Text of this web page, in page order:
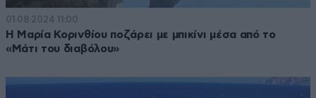
01·08·2024 11:00
H Μαρία Κορινθίου ποζάρει με μπικίνι μέσα από το
«Μάτι του διαβόλου»